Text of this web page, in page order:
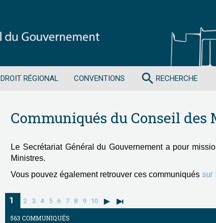
DROIT RÉGIONAL CONVENTIONS search RECHERCHE
Communiqués du Conseil des
Le Secrétariat Général du Gouvernement a pour
Ministres.
Vous pouvez également retrouver ces communiqués sur
1 2 3 4 5 6 7 8 9 10
563 COMMUNIQUÉS